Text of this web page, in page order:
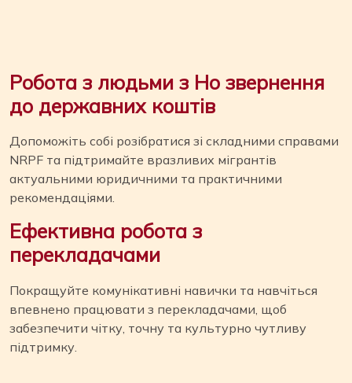
Робота з людьми з Нo звернення
до державних коштів
Допоможіть собі розібратися зі складними справами
NRPF та підтримайте вразливих мігрантів
актуальними юридичними та практичними
рекомендаціями.
Ефективна робота з
перекладачами
Покращуйте комунікативні навички та навчіться
впевнено працювати з перекладачами, щоб
забезпечити чітку, точну та культурно чутливу
підтримку.